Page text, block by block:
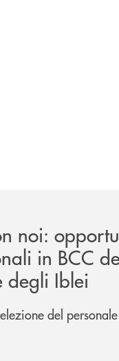
noi:
in BCC
degli Iblei
del personale